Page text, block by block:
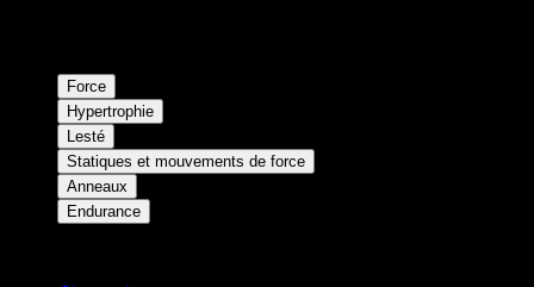
Force
Hypertrophie
Lesté
Statiques et mouvements de force
Anneaux
Endurance